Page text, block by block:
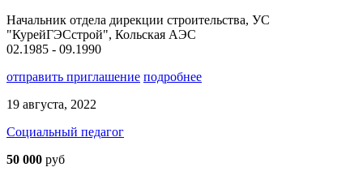
Начальник отдела дирекции строительства, УС
"КурейГЭСстрой", Кольская АЭС
02.1985 - 09.1990
отправить приглашение подробнее
19 августа, 2022
Социальный педагог
50 000 руб